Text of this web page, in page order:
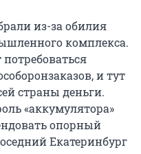
из-за обилия
комплекса.
и тут
страны деньги.
«аккумулятора»
опорный
Екатеринбург